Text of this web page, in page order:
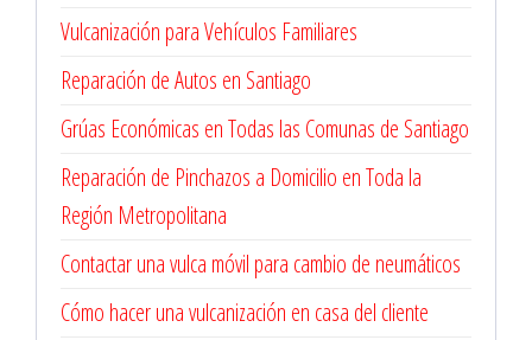
Vulcanización para Vehículos Familiares
Reparación de Autos en Santiago
Grúas Económicas en Todas las Comunas de Santiago
Reparación de Pinchazos a Domicilio en Toda la
Región Metropolitana
Contactar una vulca móvil para cambio de neumáticos
Cómo hacer una vulcanización en casa del cliente